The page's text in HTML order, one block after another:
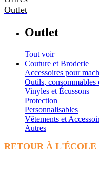
Outlet
Outlet
Tout voir
Couture et Broderie
Accessoires pour
Outils, consommables
Vinyles et Écussons
Protection
Personnalisables
Vêtements et
Autres
RETOUR À L'ÉCOLE